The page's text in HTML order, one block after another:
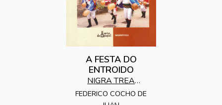
A FESTA DO
ENTROIDO
NIGRA TREA
EDICIONES
FEDERICO COCHO DE